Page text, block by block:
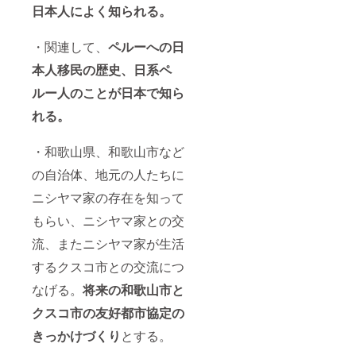
日本人によく知られる。
・関連して、 ペルーへの日
本人移民の歴史、日系ペ
ルー人のことが日本で知ら
れる。
・和歌山県、和歌山市など
の自治体、地元の人たちに
ニシヤマ家の存在を知って
もらい、ニシヤマ家との交
流、またニシヤマ家が生活
するクスコ市との交流につ
なげる。将来の和歌山市と
クスコ市の友好都市協定の
きっかけづくり とする。